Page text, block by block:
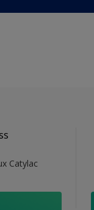
Catylac